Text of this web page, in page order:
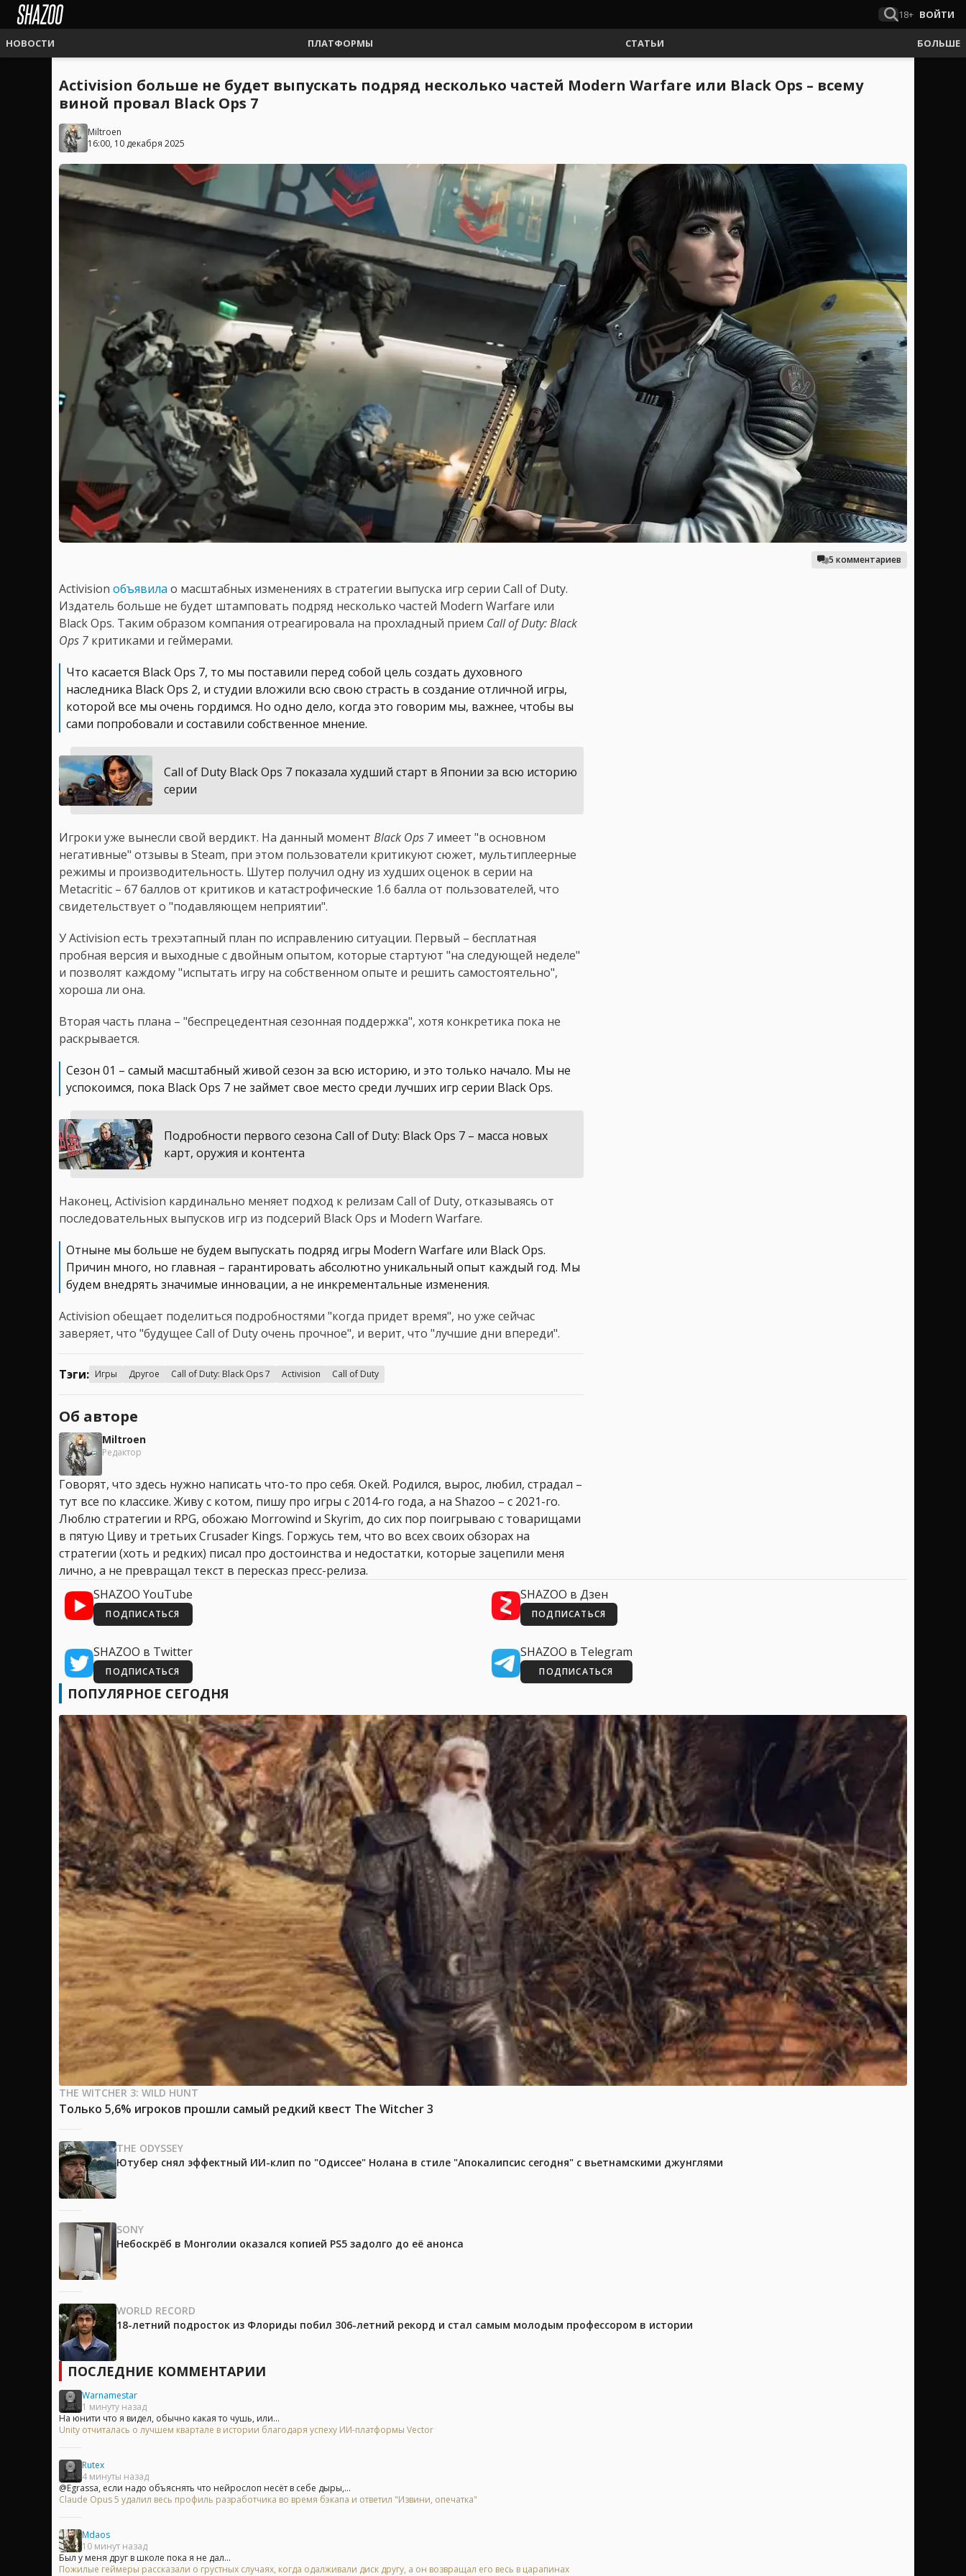
18+ ВОЙТИ
НОВОСТИ ПЛАТФОРМЫ СТАТЬИ БОЛЬШЕ
Activision больше не будет выпускать подряд несколько частей Modern Warfare или Black Ops – всему
виной провал Black Ops 7
Miltroen
16:00, 10 декабря 2025
5 комментариев
Activision объявила о масштабных изменениях в стратегии выпуска игр серии Call of Duty.
Издатель больше не будет штамповать подряд несколько частей Modern Warfare или
Black Ops. Таким образом компания отреагировала на прохладный прием Call of Duty: Black
Ops 7 критиками и геймерами.
Что касается Black Ops 7, то мы поставили перед собой цель создать духовного
наследника Black Ops 2, и студии вложили всю свою страсть в создание отличной игры,
которой все мы очень гордимся. Но одно дело, когда это говорим мы, важнее, чтобы вы
сами попробовали и составили собственное мнение.
Call of Duty Black Ops 7 показала худший старт в Японии за всю историю
серии
Игроки уже вынесли свой вердикт. На данный момент Black Ops 7 имеет "в основном
негативные" отзывы в Steam, при этом пользователи критикуют сюжет, мультиплеерные
режимы и производительность. Шутер получил одну из худших оценок в серии на
Metacritic – 67 баллов от критиков и катастрофические 1.6 балла от пользователей, что
свидетельствует о "подавляющем неприятии".
У Activision есть трехэтапный план по исправлению ситуации. Первый – бесплатная
пробная версия и выходные с двойным опытом, которые стартуют "на следующей неделе"
и позволят каждому "испытать игру на собственном опыте и решить самостоятельно",
хороша ли она.
Вторая часть плана – "беспрецедентная сезонная поддержка", хотя конкретика пока не
раскрывается.
Сезон 01 – самый масштабный живой сезон за всю историю, и это только начало. Мы не
успокоимся, пока Black Ops 7 не займет свое место среди лучших игр серии Black Ops.
Подробности первого сезона Call of Duty: Black Ops 7 – масса новых
карт, оружия и контента
Наконец, Activision кардинально меняет подход к релизам Call of Duty, отказываясь от
последовательных выпусков игр из подсерий Black Ops и Modern Warfare.
Отныне мы больше не будем выпускать подряд игры Modern Warfare или Black Ops.
Причин много, но главная – гарантировать абсолютно уникальный опыт каждый год. Мы
будем внедрять значимые инновации, а не инкрементальные изменения.
Activision обещает поделиться подробностями "когда придет время", но уже сейчас
заверяет, что "будущее Call of Duty очень прочное", и верит, что "лучшие дни впереди".
Тэги: Игры Другое Call of Duty: Black Ops 7 Activision Call of Duty
Об авторе
Miltroen
Редактор
Говорят, что здесь нужно написать что-то про себя. Окей. Родился, вырос, любил, страдал –
тут все по классике. Живу с котом, пишу про игры с 2014-го года, а на Shazoo – с 2021-го.
Люблю стратегии и RPG, обожаю Morrowind и Skyrim, до сих пор поигрываю с товарищами
в пятую Циву и третьих Crusader Kings. Горжусь тем, что во всех своих обзорах на
стратегии (хоть и редких) писал про достоинства и недостатки, которые зацепили меня
лично, а не превращал текст в пересказ пресс-релиза.
SHAZOO YouTube
ПОДПИСАТЬСЯ
SHAZOO в Дзен
ПОДПИСАТЬСЯ
SHAZOO в Twitter
ПОДПИСАТЬСЯ
SHAZOO в Telegram
ПОДПИСАТЬСЯ
ПОПУЛЯРНОЕ СЕГОДНЯ
THE WITCHER 3: WILD HUNT
Только 5,6% игроков прошли самый редкий квест The Witcher 3
THE ODYSSEY
Ютубер снял эффектный ИИ-клип по "Одиссее" Нолана в стиле "Апокалипсис сегодня" с вьетнамскими джунглями
SONY
Небоскрёб в Монголии оказался копией PS5 задолго до её анонса
WORLD RECORD
18-летний подросток из Флориды побил 306-летний рекорд и стал самым молодым профессором в истории
ПОСЛЕДНИЕ КОММЕНТАРИИ
Warnamestar
1 минуту назад
На юнити что я видел, обычно какая то чушь, или...
Unity отчиталась о лучшем квартале в истории благодаря успеху ИИ-платформы Vector
Rutex
4 минуты назад
@Egrassa, если надо объяснять что нейрослоп несёт в себе дыры,...
Claude Opus 5 удалил весь профиль разработчика во время бэкапа и ответил "Извини, опечатка"
Mdaos
10 минут назад
Был у меня друг в школе пока я не дал...
Пожилые геймеры рассказали о грустных случаях, когда одалживали диск другу, а он возвращал его весь в царапинах